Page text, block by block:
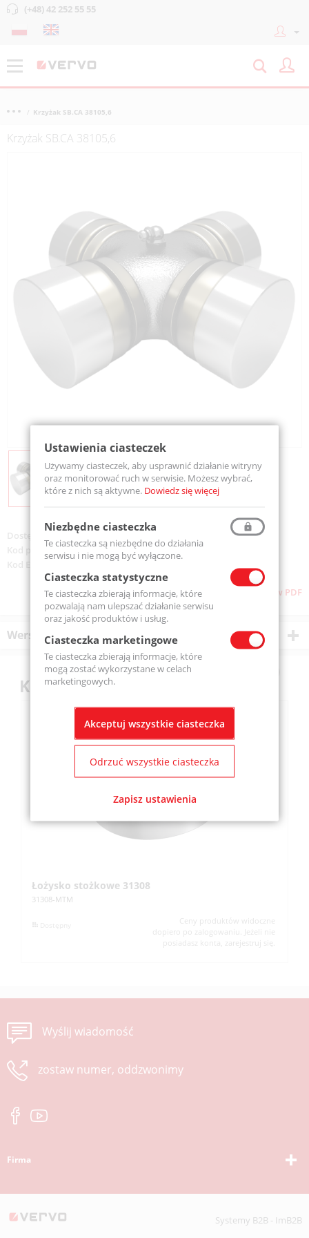
(+48) 42 252 55 55
Krzyżak SB.CA 38105,6
Krzyżak SB.CA 38105,6
Na zamówienie
Kod produktu:SB.CA 38105,6-MTM
5907772146996
Pobierz stronę w PDF
Wersje produktu
Klienci kupili również
Łożysko stożkowe 31308
31308-MTM
Ceny produktów widoczne
dopiero po zalogowaniu. Jeżeli nie
posiadasz konta, zarejestruj się.
Wyślij wiadomość
zostaw numer, oddzwonimy
Firma
Systemy B2B - ImB2B
Ustawienia ciasteczek
Używamy ciasteczek, aby usprawnić działanie witryny
oraz monitorować ruch w serwisie. Możesz wybrać,
które z nich są aktywne. Dowiedz się więcej
Niezbędne ciasteczka
Te ciasteczka są niezbędne do działania
serwisu i nie mogą być wyłączone.
Ciasteczka statystyczne
Te ciasteczka zbierają informacje, które
pozwalają nam ulepszać działanie serwisu
oraz jakość produktów i usług.
Ciasteczka marketingowe
Te ciasteczka zbierają informacje, które
mogą zostać wykorzystane w celach
marketingowych.
Akceptuj wszystkie ciasteczka
Odrzuć wszystkie ciasteczka
Zapisz ustawienia